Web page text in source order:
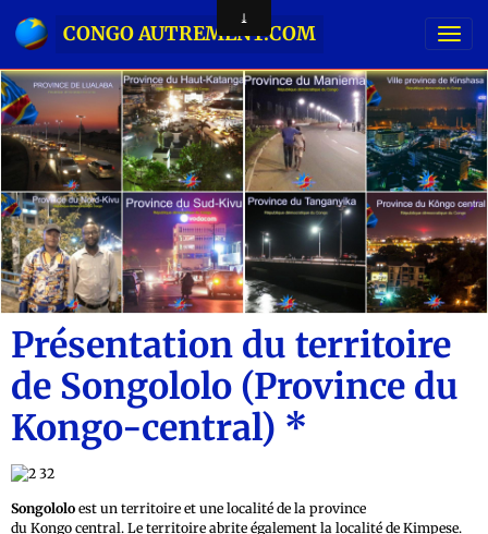
CONGO AUTREMENT.COM
Présentation du territoire
de Songololo (Province du
Kongo-central) *
Songololo est un territoire et une localité de la province
du Kongo central. Le territoire abrite également la localité de Kimpese.